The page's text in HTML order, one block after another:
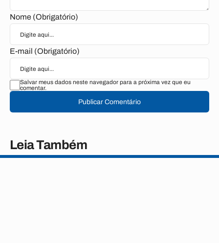
Nome (Obrigatório)
E-mail (Obrigatório)
Salvar meus dados neste navegador para a próxima vez que eu
comentar.
Publicar Comentário
Leia Também